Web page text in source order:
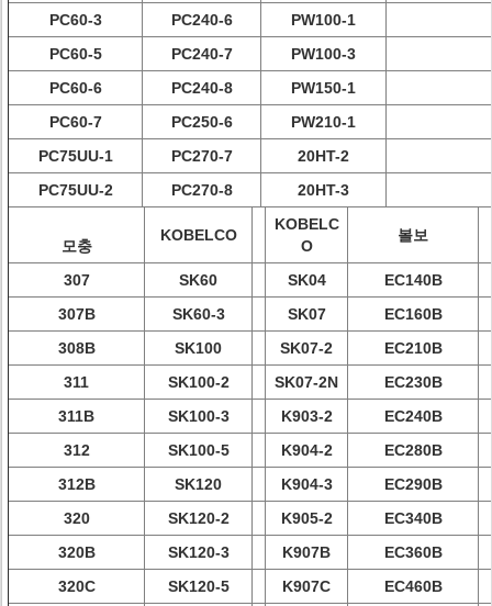
PC60-3
PC240-6
PW100-1
PC60-5
PC240-7
PW100-3
PC60-6
PC240-8
PW150-1
PC60-7
PC250-6
PW210-1
PC75UU-1
PC270-7
20HT-2
PC75UU-2
PC270-8 20HT-3
모충
KOBELCO
KOBELC
O
볼보
307 SK60 SK04
EC140B
307B
SK60-3 SK07
EC160B
308B
SK100 SK07-2
EC210B
311
SK100-2 SK07-2N
EC230B
311B
SK100-3 K903-2
EC240B
312
SK100-5 K904-2
EC280B
312B
SK120 K904-3
EC290B
320
SK120-2 K905-2
EC340B
320B
SK120-3 K907B
EC360B
320C
SK120-5 K907C
EC460B